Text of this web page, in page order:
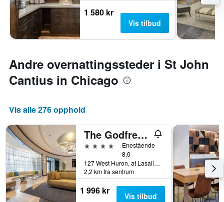
1 580 kr
Vis tilbud
Andre overnattingssteder i St John
Cantius in Chicago
Vis alle 276 opphold
The Godfrey Hotel Chicago
4 stjerner
Enestående
8,0
127 West Huron, at Lasalle, Chicago, IL, USA
2,2 km fra sentrum
1 996 kr Vis tilbud